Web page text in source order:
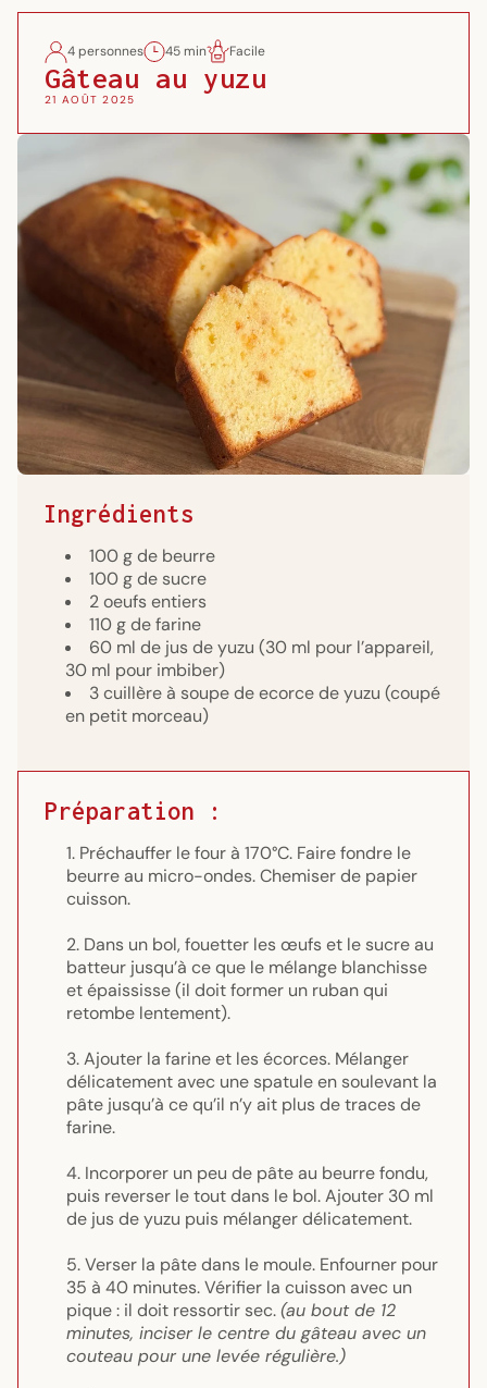
4 personnes 45 min Facile
Gâteau au yuzu
21 AOÛT 2025
Ingrédients
100 g de beurre
100 g de sucre
2 oeufs entiers
110 g de farine
60 ml de jus de yuzu (30 ml pour l’appareil,
30 ml pour imbiber)
3 cuillère à soupe de ecorce de yuzu (coupé
en petit morceau)
Préparation :
Préchauffer le four à 170°C. Faire fondre le
beurre au micro-ondes. Chemiser de papier
cuisson.
Dans un bol, fouetter les œufs et le sucre au
batteur jusqu’à ce que le mélange blanchisse
et épaississe (il doit former un ruban qui
retombe lentement).
Ajouter la farine et les écorces. Mélanger
délicatement avec une spatule en soulevant la
pâte jusqu’à ce qu’il n’y ait plus de traces de
farine.
Incorporer un peu de pâte au beurre fondu,
puis reverser le tout dans le bol. Ajouter 30 ml
de jus de yuzu puis mélanger délicatement.
Verser la pâte dans le moule. Enfourner pour
35 à 40 minutes. Vérifier la cuisson avec un
pique : il doit ressortir sec.(au bout de 12
minutes, inciser le centre du gâteau avec un
couteau pour une levée régulière.)